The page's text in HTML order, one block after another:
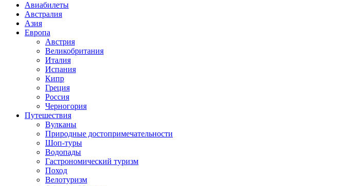
Авиабилеты
Австралия
Азия
Европа
Австрия
Великобритания
Италия
Испания
Кипр
Греция
Россия
Черногория
Путешествия
Вулканы
Природные достопримечательности
Шоп-туры
Водопады
Гастрономический туризм
Поход
Велотуризм